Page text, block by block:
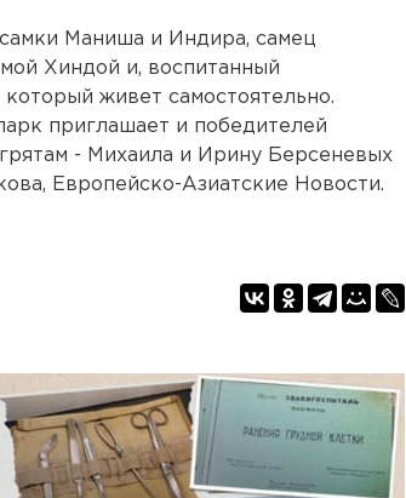
Маниша и Индира, самец
Хиндой и, воспитанный
живет самостоятельно.
приглашает и победителей
- Михаила и Ирину Берсеневых
Европейско-Азиатские Новости.